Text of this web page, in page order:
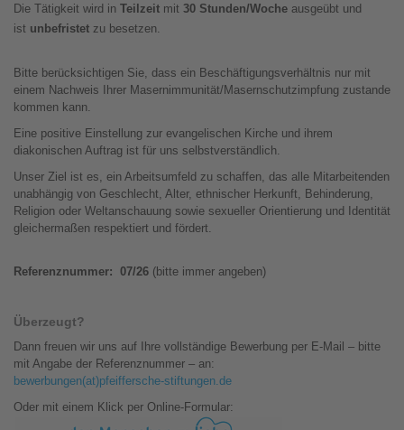
Die Tätigkeit wird in Teilzeit mit 30 Stunden/Woche ausgeübt und
ist unbefristet zu besetzen.
Bitte berücksichtigen Sie, dass ein Beschäftigungsverhältnis nur mit
einem Nachweis Ihrer Masernimmunität/Masernschutzimpfung zustande
kommen kann.
Eine positive Einstellung zur evangelischen Kirche und ihrem
diakonischen Auftrag ist für uns selbstverständlich.
Unser Ziel ist es, ein Arbeitsumfeld zu schaffen, das alle Mitarbeitenden
unabhängig von Geschlecht, Alter, ethnischer Herkunft, Behinderung,
Religion oder Weltanschauung sowie sexueller Orientierung und Identität
gleichermaßen respektiert und fördert.
Referenznummer: 07/26 (bitte immer angeben)
Überzeugt?
Dann freuen wir uns auf Ihre vollständige Bewerbung per E-Mail – bitte
mit Angabe der Referenznummer – an:
bewerbungen(at)pfeiffersche-stiftungen.de
Oder mit einem Klick per Online-Formular: